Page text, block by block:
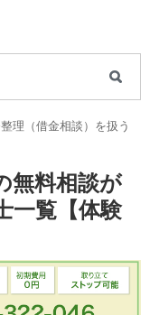
理（借金相談）を扱う
無料相談が
一覧【体験